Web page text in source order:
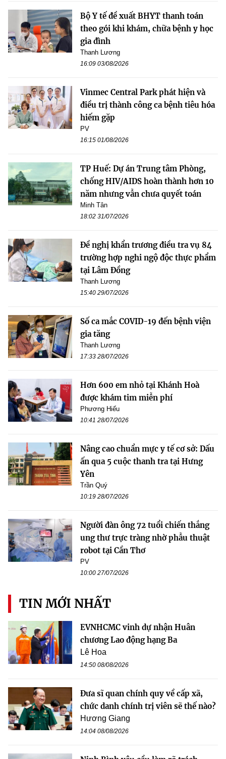
Bộ Y tế đề xuất BHYT thanh toán
theo gói khi khám, chữa bệnh y học
gia đình
Thanh Lương
16:09 03/08/2026
Vinmec Central Park phát hiện và
điều trị thành công ca bệnh tiêu hóa
hiếm gặp
PV
16:15 01/08/2026
TP Huế: Dự án Trung tâm Phòng,
chống HIV/AIDS hoàn thành hơn 10
năm nhưng vẫn chưa quyết toán
Minh Tân
18:02 31/07/2026
Đề nghị khẩn trương điều tra vụ 84
trường hợp nghi ngộ độc thực phẩm
tại Lâm Đồng
Thanh Lương
15:40 29/07/2026
Số ca mắc COVID-19 đến bệnh viện
gia tăng
Thanh Lương
17:33 28/07/2026
Hơn 600 em nhỏ tại Khánh Hoà
được khám tim miễn phí
Phương Hiếu
10:41 28/07/2026
Nâng cao chuẩn mực y tế cơ sở: Dấu
ấn qua 5 cuộc thanh tra tại Hưng
Yên
Trần Quý
10:19 28/07/2026
Người đàn ông 72 tuổi chiến thắng
ung thư trực tràng nhờ phẫu thuật
robot tại Cần Thơ
PV
10:00 27/07/2026
TIN MỚI NHẤT
EVNHCMC vinh dự nhận Huân
chương Lao động hạng Ba
Lê Hoa
14:50 08/08/2026
Đưa sĩ quan chính quy về cấp xã,
chức danh chính trị viên sẽ thế nào?
Hương Giang
14:04 08/08/2026